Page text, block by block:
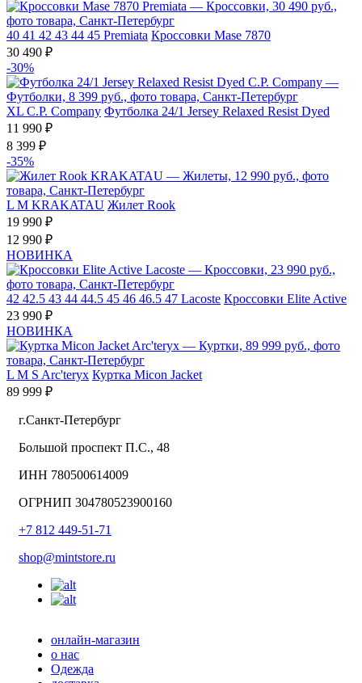
40 41 42 43 44 45 Premiata Кроссовки Mase 7870
30 490 ₽
-30%
XL C.P. Company Футболка 24/1 Jersey Relaxed Resist Dyed
11 990 ₽
8 399 ₽
-35%
L M KRAKATAU Жилет Rook
19 990 ₽
12 990 ₽
НОВИНКА
42 42.5 43 44 44.5 45 46 46.5 47 Lacoste Кроссовки Elite Active
23 990 ₽
НОВИНКА
L M S Arc'teryx Куртка Micon Jacket
89 999 ₽
г.Санкт-Петербург
Большой проспект П.С., 48
ИНН 780500614009
ОГРНИП 304780523900160
+7 812 449-51-71
shop@mintstore.ru
онлайн-магазин
о нас
Одежда